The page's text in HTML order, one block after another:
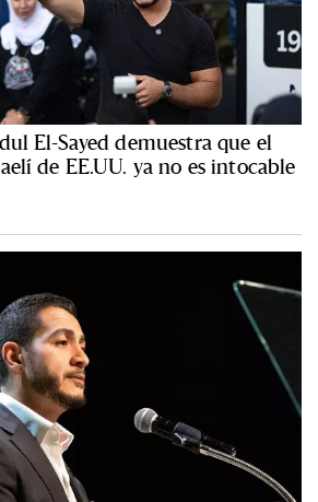
El-Sayed demuestra que el
de EE.UU. ya no es intocable